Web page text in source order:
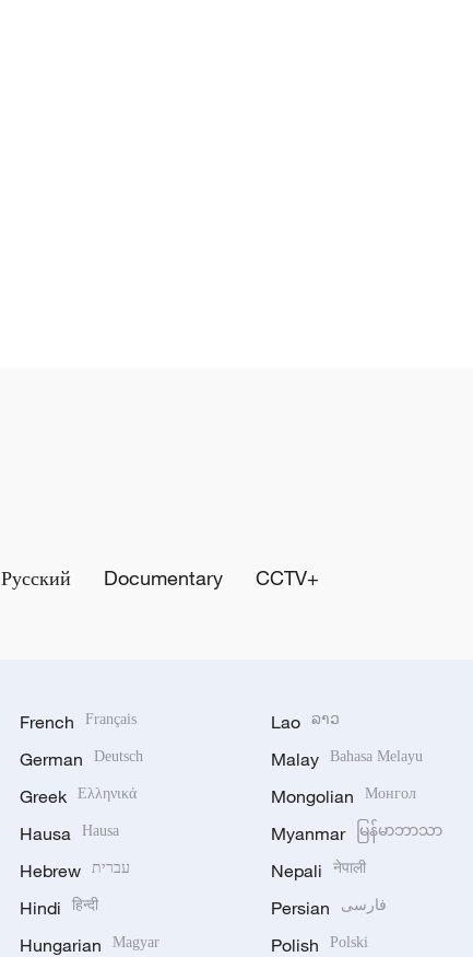
Русский Documentary CCTV+
French Français
German Deutsch
Greek Ελληνικά
Hausa Hausa
Hebrew עברית
Hindi हिन्दी
Hungarian Magyar
Lao ລາວ
Malay Bahasa Melayu
Mongolian Монгол
Myanmar မြန်မာဘာသာ
Nepali नेपाली
Persian فارسی
Polish Polski